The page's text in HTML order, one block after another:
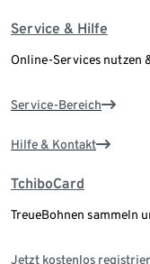
Service & Hilfe
Online-Services nutzen
Service-Bereich
Hilfe & Kontakt
TchiboCard
TreueBohnen sammeln
Jetzt kostenlos